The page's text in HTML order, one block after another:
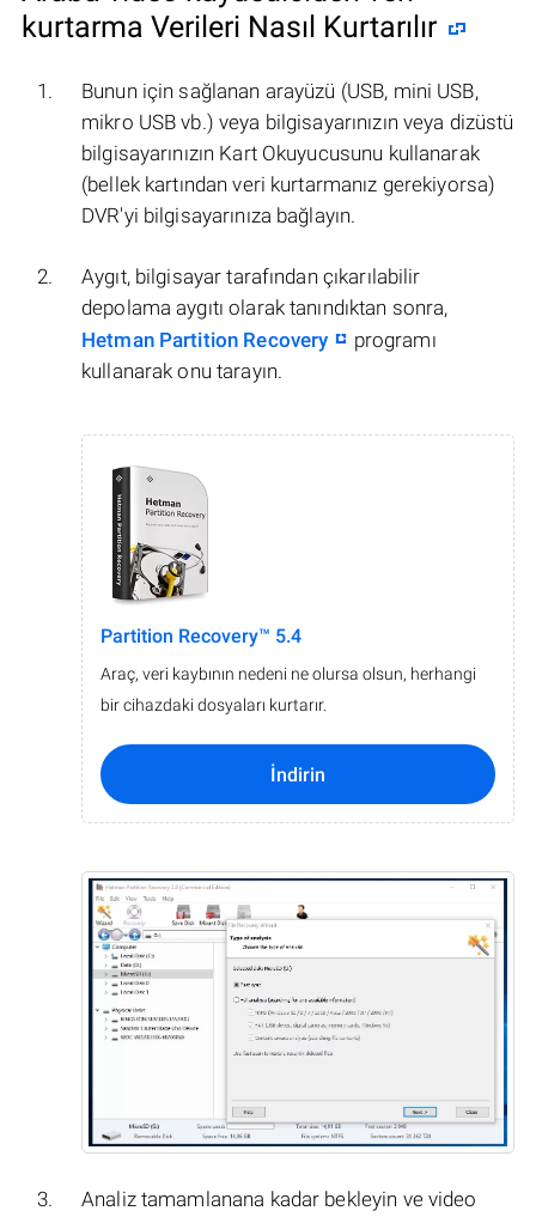
kurtarma Verileri Nasıl Kurtarılır
Bunun için sağlanan arayüzü (USB, mini USB,
mikro USB vb.) veya bilgisayarınızın veya dizüstü
bilgisayarınızın Kart Okuyucusunu kullanarak
(bellek kartından veri kurtarmanız gerekiyorsa)
DVR'yi bilgisayarınıza bağlayın.
Aygıt, bilgisayar tarafından çıkarılabilir
depolama aygıtı olarak tanındıktan sonra,
Hetman Partition Recovery
programı
kullanarak onu tarayın.
Partition Recovery™ 5.4
Araç, veri kaybının nedeni ne olursa olsun, herhangi
bir cihazdaki dosyaları kurtarır.
İndirin
Analiz tamamlanana kadar bekleyin ve video